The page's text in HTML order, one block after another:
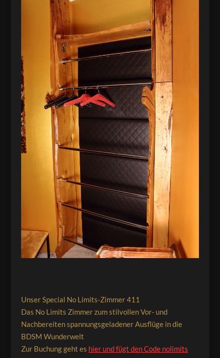
Unser Special No Limits-Zimmer 411
Das No Limits Zimmer zum stilvollen Vor- und
Nachbereiten spannungsgeladener Ausflüge in die
BDSM Wunderwelt
Zur Buchung geht es hier und fügt den Code nolimits